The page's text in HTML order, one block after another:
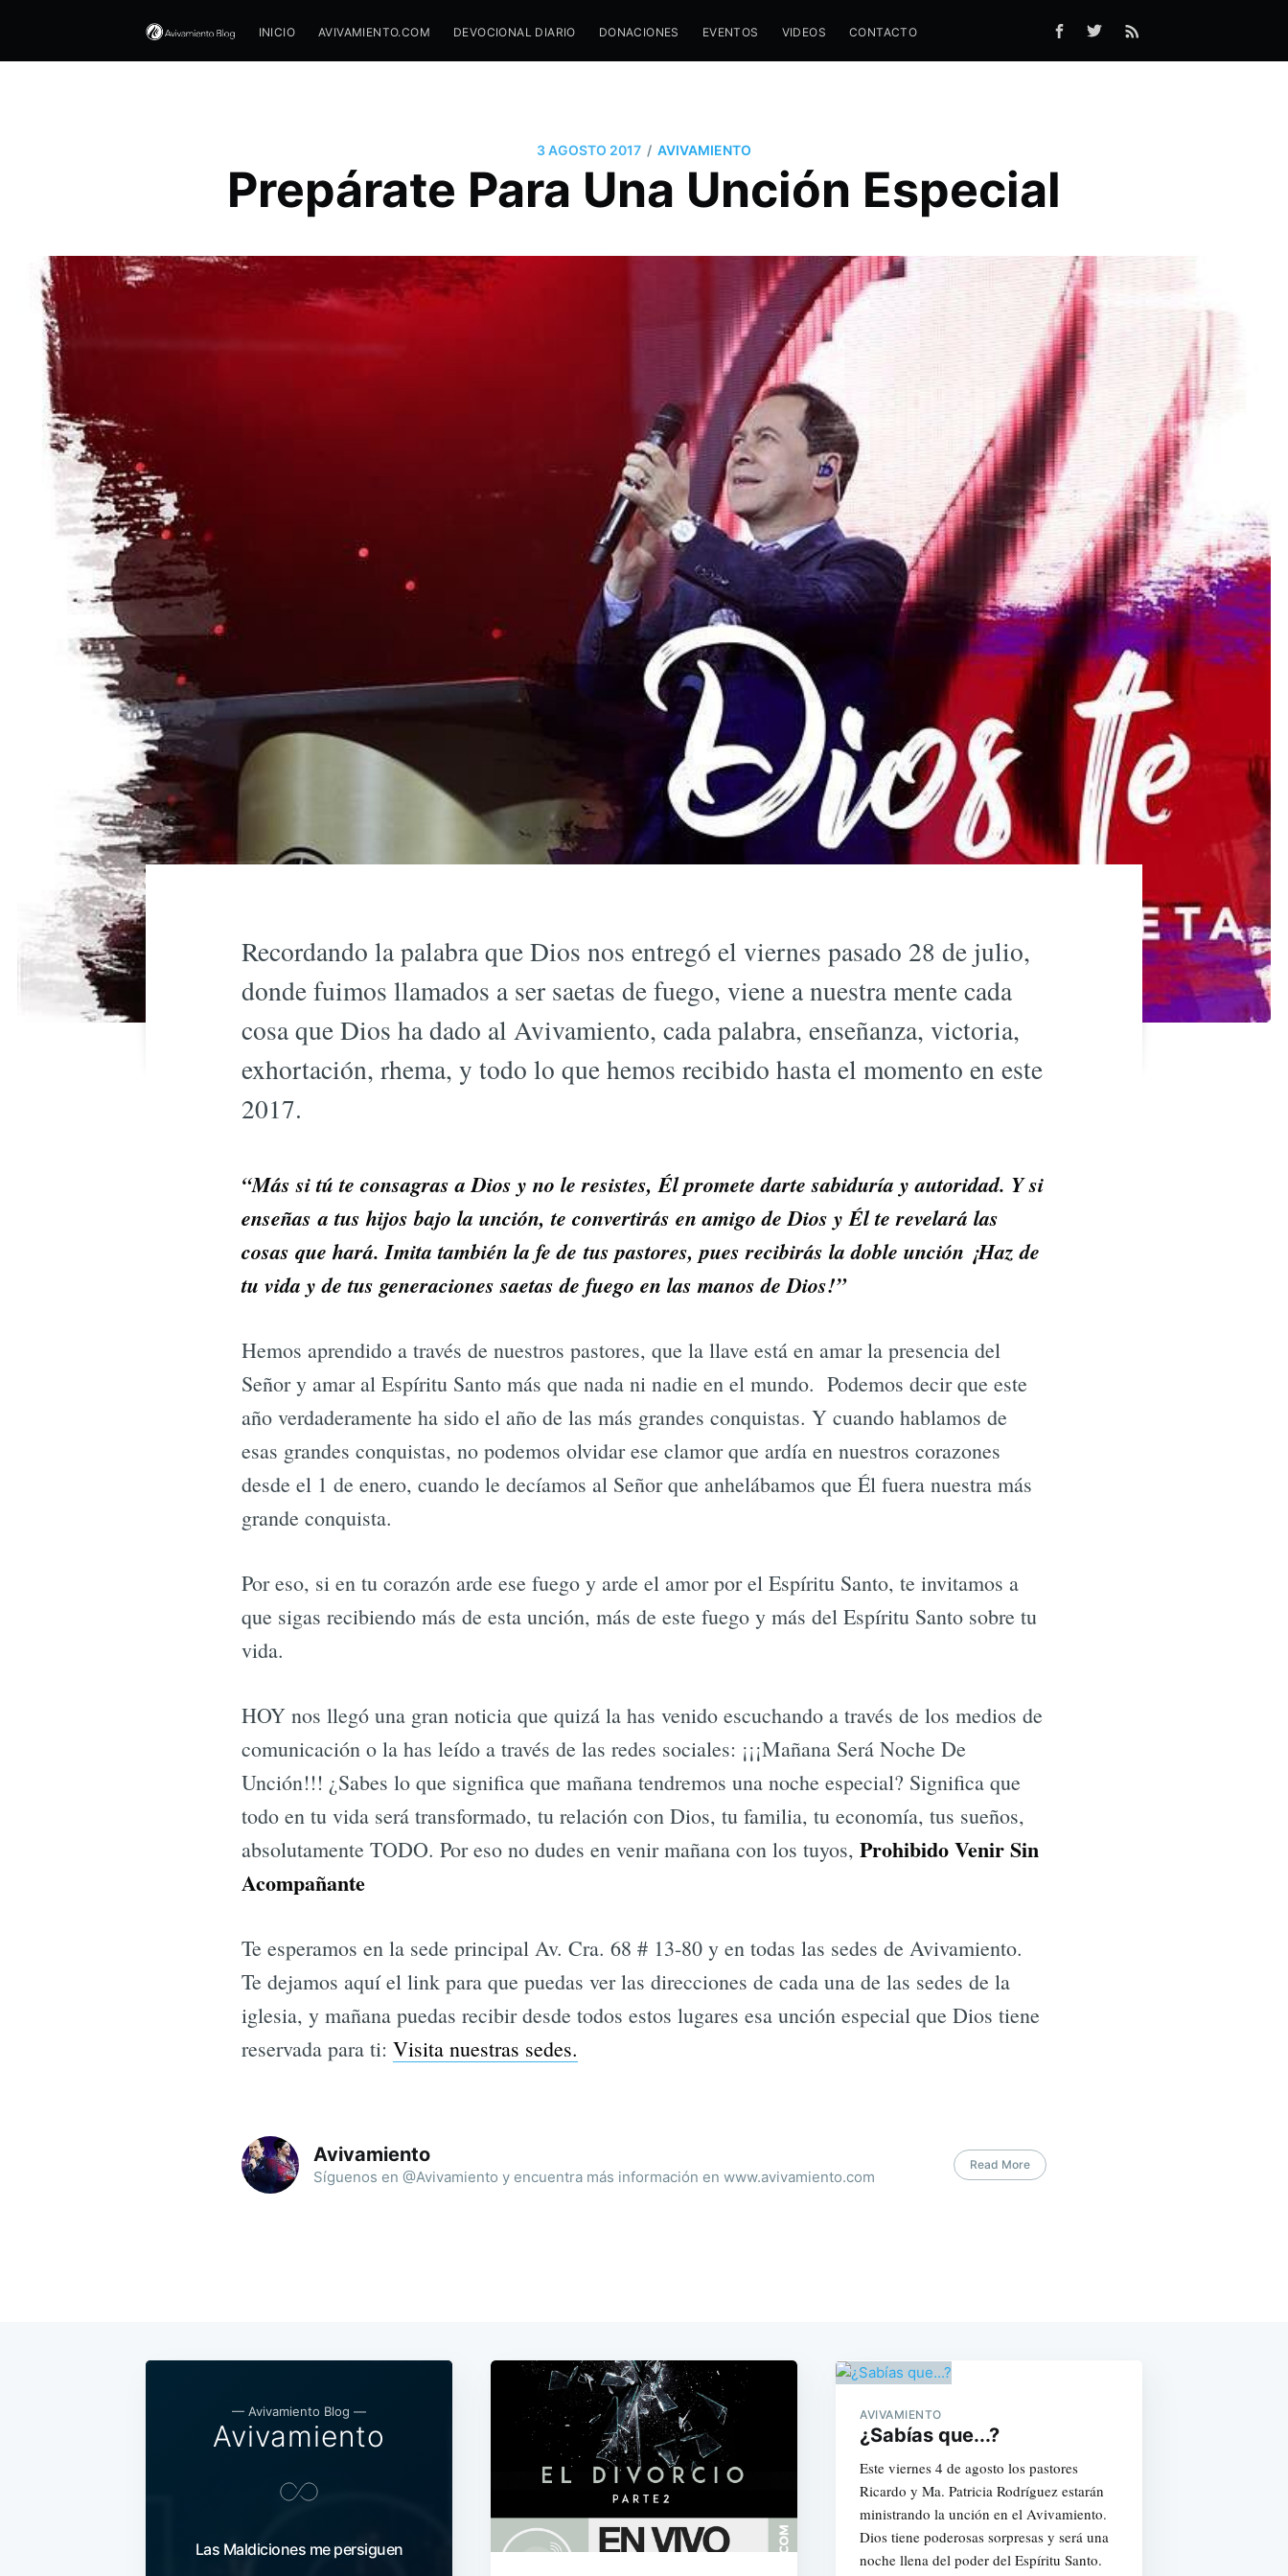
INICIO AVIVAMIENTO.COM DEVOCIONAL DIARIO DONACIONES EVENTOS VIDEOS CONTACTO
3 AGOSTO 2017 / AVIVAMIENTO
Prepárate Para Una Unción Especial
Recordando la palabra que Dios nos entregó el viernes pasado 28 de julio,
donde fuimos llamados a ser saetas de fuego, viene a nuestra mente cada
cosa que Dios ha dado al Avivamiento, cada palabra, enseñanza, victoria,
exhortación, rhema, y todo lo que hemos recibido hasta el momento en este
2017.
“Más si tú te consagras a Dios y no le resistes, Él promete darte sabiduría y autoridad. Y si
enseñas a tus hijos bajo la unción, te convertirás en amigo de Dios y Él te revelará las
cosas que hará. Imita también la fe de tus pastores, pues recibirás la doble unción ¡Haz de
tu vida y de tus generaciones saetas de fuego en las manos de Dios!”
Hemos aprendido a través de nuestros pastores, que la llave está en amar la presencia del
Señor y amar al Espíritu Santo más que nada ni nadie en el mundo. Podemos decir que este
año verdaderamente ha sido el año de las más grandes conquistas. Y cuando hablamos de
esas grandes conquistas, no podemos olvidar ese clamor que ardía en nuestros corazones
desde el 1 de enero, cuando le decíamos al Señor que anhelábamos que Él fuera nuestra más
grande conquista.
Por eso, si en tu corazón arde ese fuego y arde el amor por el Espíritu Santo, te invitamos a
que sigas recibiendo más de esta unción, más de este fuego y más del Espíritu Santo sobre tu
vida.
HOY nos llegó una gran noticia que quizá la has venido escuchando a través de los medios de
comunicación o la has leído a través de las redes sociales: ¡¡¡Mañana Será Noche De
Unción!!! ¿Sabes lo que significa que mañana tendremos una noche especial? Significa que
todo en tu vida será transformado, tu relación con Dios, tu familia, tu economía, tus sueños,
absolutamente TODO. Por eso no dudes en venir mañana con los tuyos, Prohibido Venir Sin
Acompañante
Te esperamos en la sede principal Av. Cra. 68 # 13-80 y en todas las sedes de Avivamiento.
Te dejamos aquí el link para que puedas ver las direcciones de cada una de las sedes de la
iglesia, y mañana puedas recibir desde todos estos lugares esa unción especial que Dios tiene
reservada para ti: Visita nuestras sedes.
Avivamiento
Síguenos en @Avivamiento y encuentra más información en www.avivamiento.com
Read More
— Avivamiento Blog —
Avivamiento
Las Maldiciones me persiguen
AVIVAMIENTO
¿Sabías que...?
Este viernes 4 de agosto los pastores
Ricardo y Ma. Patricia Rodríguez estarán
ministrando la unción en el Avivamiento.
Dios tiene poderosas sorpresas y será una
noche llena del poder del Espíritu Santo.